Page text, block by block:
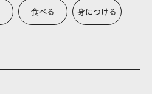
食べる 身につける